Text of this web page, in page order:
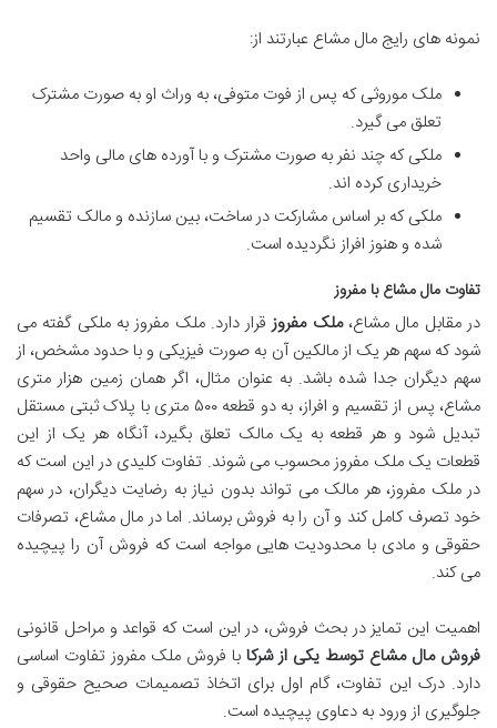
نمونه های رایج مال مشاع عبارتند از:
ملک موروثی که پس از فوت متوفی، به وراث او به صورت مشترک
تعلق می گیرد.
ملکی که چند نفر به صورت مشترک و با آورده های مالی واحد
خریداری کرده اند.
ملکی که بر اساس مشارکت در ساخت، بین سازنده و مالک تقسیم
شده و هنوز افراز نگردیده است.
تفاوت مال مشاع با مفروز
در مقابل مال مشاع،ملک مفروزقرار دارد. ملک مفروز به ملکی گفته می
شود که سهم هر یک از مالکین آن به صورت فیزیکی و با حدود مشخص، از
سهم دیگران جدا شده باشد. به عنوان مثال، اگر همان زمین هزار متری
مشاع، پس از تقسیم و افراز، به دو قطعه ۵۰۰ متری با پلاک ثبتی مستقل
تبدیل شود و هر قطعه به یک مالک تعلق بگیرد، آنگاه هر یک از این
قطعات یک ملک مفروز محسوب می شوند. تفاوت کلیدی در این است که
در ملک مفروز، هر مالک می تواند بدون نیاز به رضایت دیگران، در سهم
خود تصرف کامل کند و آن را به فروش برساند. اما در مال مشاع، تصرفات
حقوقی و مادی با محدودیت هایی مواجه است که فروش آن را پیچیده
می کند.
اهمیت این تمایز در بحث فروش، در این است که قواعد و مراحل قانونی
فروش مال مشاع توسط یکی از شرکا با فروش ملک مفروز تفاوت اساسی
دارد. درک این تفاوت، گام اول برای اتخاذ تصمیمات صحیح حقوقی و
جلوگیری از ورود به دعاوی پیچیده است.